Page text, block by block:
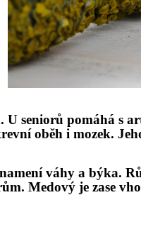
. U seniorů pomáhá s
oběh i mozek.
váhy a býka.
Medový je zase